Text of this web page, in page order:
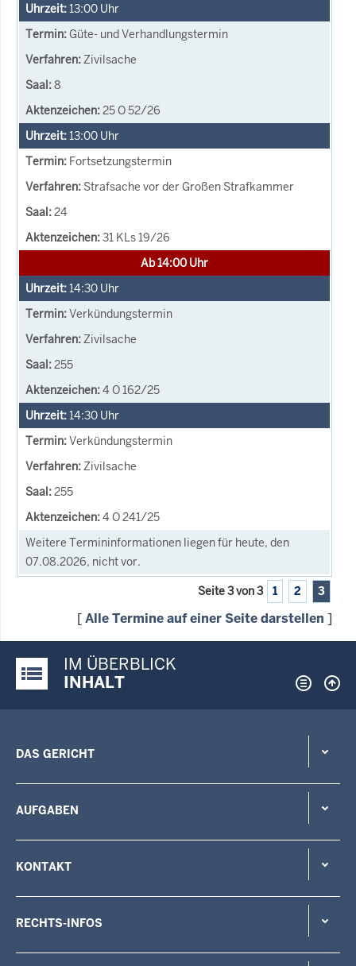
13:00 Uhr
Güte- und Verhandlungstermin
Zivilsache
8
25 O 52/26
13:00 Uhr
Fortsetzungstermin
Strafsache vor der Großen Strafkammer
24
31 KLs 19/26
Ab 14:00 Uhr
14:30 Uhr
Verkündungstermin
Zivilsache
255
4 O 162/25
14:30 Uhr
Verkündungstermin
Zivilsache
255
4 O 241/25
Weitere Termininformationen liegen für heute, den
07.08.2026, nicht vor.
Seite 3 von 3 1 2 3
[Alle Termine auf einer Seite darstellen ]
Justiz-Portal im Überblick:
IM ÜBERBLICK
INHALT
DAS GERICHT
AUFGABEN
KONTAKT
RECHTS-INFOS